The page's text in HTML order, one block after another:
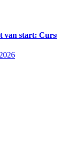
start: